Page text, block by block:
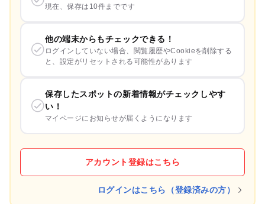
現在、保存は10件までです
他の端末からもチェックできる！
ログインしていない場合、閲覧履歴やCookieを削除する
と、設定がリセットされる可能性があります
保存したスポットの新着情報がチェックしやす
い！
マイページにお知らせが届くようになります
アカウント登録はこちら
ログインはこちら（登録済みの方）